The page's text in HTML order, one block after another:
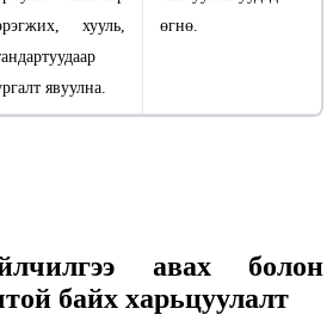
хууль,
явуулна.
өгнө.
авах болон
байх харьцуулалт